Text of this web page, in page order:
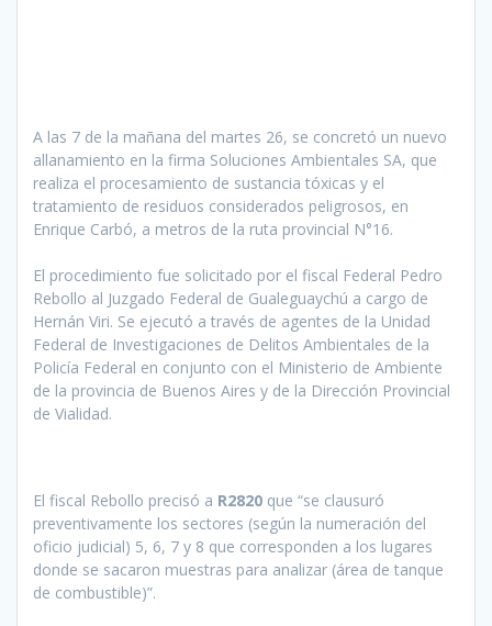
A las 7 de la mañana del martes 26, se concretó un nuevo
allanamiento en la firma Soluciones Ambientales SA, que
realiza el procesamiento de sustancia tóxicas y el
tratamiento de residuos considerados peligrosos, en
Enrique Carbó, a metros de la ruta provincial N°16.
El procedimiento fue solicitado por el fiscal Federal Pedro
Rebollo al Juzgado Federal de Gualeguaychú a cargo de
Hernán Viri. Se ejecutó a través de agentes de la Unidad
Federal de Investigaciones de Delitos Ambientales de la
Policía Federal en conjunto con el Ministerio de Ambiente
de la provincia de Buenos Aires y de la Dirección Provincial
de Vialidad.
El fiscal Rebollo precisó a R2820 que “se clausuró
preventivamente los sectores (según la numeración del
oficio judicial) 5, 6, 7 y 8 que corresponden a los lugares
donde se sacaron muestras para analizar (área de tanque
de combustible)”.